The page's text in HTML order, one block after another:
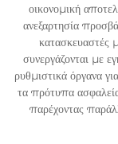
οικονομική
ανεξαρτησία
κατασκευαστές
συνεργάζονται με
ρυθμιστικά όργανα
τα πρότυπα
παρέχοντας